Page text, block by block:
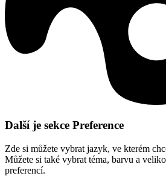
Další je sekce Preference
Zde si můžete vybrat jazyk, ve kterém
Můžete si také vybrat téma, barvu a
preferencí.